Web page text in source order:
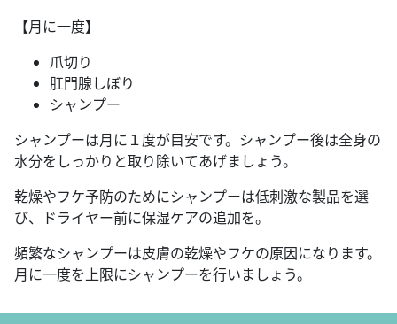
【月に一度】
爪切り
肛門腺しぼり
シャンプー
シャンプーは月に１度が目安です。シャンプー後は全身の
水分をしっかりと取り除いてあげましょう。
乾燥やフケ予防のためにシャンプーは低刺激な製品を選
び、ドライヤー前に保湿ケアの追加を。
頻繁なシャンプーは皮膚の乾燥やフケの原因になります。
月に一度を上限にシャンプーを行いましょう。